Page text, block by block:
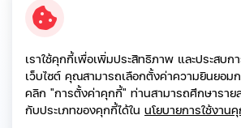
ประธานเจ้าหน้าที่ฝ่ายปฏิบัติการ บ
แคปปิตอล จำกัด
เราใช้คุกกี้เพื่อเพิ่มประสิทธิภาพ และประสบก
เว็บไซต์ คุณสามารถเลือกตั้งค่าความยินยอม
คลิก "การตั้งค่าคุกกี้" ท่านสามารถศึกษารายล
กับประเภทของคุกกี้ได้ใน นโยบายการใช้งาน